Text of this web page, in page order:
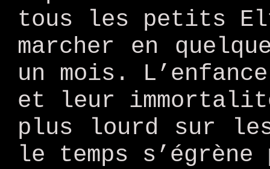
tous les petits
marcher en
un mois.
et leur
plus lourd sur les
le temps s’égrène